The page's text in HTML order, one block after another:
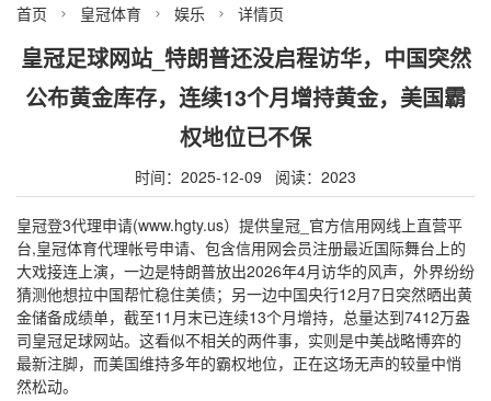
首页  皇冠体育  娱乐  详情页
皇冠足球网站_特朗普还没启程访华，中国突然
公布黄金库存，连续13个月增持黄金，美国霸
权地位已不保
时间：2025-12-09 阅读：2023
皇冠登3代理申请(www.hgty.us）提供皇冠_官方信用网线上直营平
台,皇冠体育代理帐号申请、包含信用网会员注册最近国际舞台上的
大戏接连上演，一边是特朗普放出2026年4月访华的风声，外界纷纷
猜测他想拉中国帮忙稳住美债；另一边中国央行12月7日突然晒出黄
金储备成绩单，截至11月末已连续13个月增持，总量达到7412万盎
司皇冠足球网站。这看似不相关的两件事，实则是中美战略博弈的
最新注脚，而美国维持多年的霸权地位，正在这场无声的较量中悄
然松动。